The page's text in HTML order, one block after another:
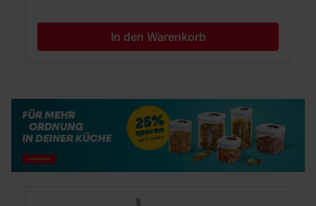
In den Warenkorb